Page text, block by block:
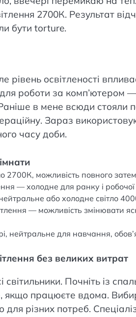
2700К. Результат
бути torture.
рівень освітленості
роботи за комп’ютером
в мене всюди стояли
Зараз
часу доби.
2700К, можливість повного
— холодне для ранку і
або холодне світло
— можливість змінювати
нейтральне для навчання,
без великих витрат
світильники. Почніть із
якщо працюєте вдома.
різних потреб.